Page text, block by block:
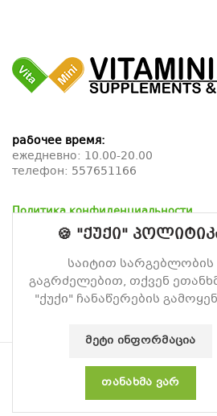
рабочее время:
ежедневно: 10.00-20.00
телефон: 557651166
Политика конфиденциальности
Политика возврата
Политика доставки
© 2026Витамин. All
🍪 "ქუქი"
საიტით სარგებლობის
გაგრძელებით, თქვენ
"ქუქი" ჩანაწერების
ᲛᲔᲢᲘ ᲘᲜᲤᲝᲠᲛᲐᲪᲘᲐ
ᲗᲐᲜᲐᲮᲛᲐ ᲕᲐᲠ